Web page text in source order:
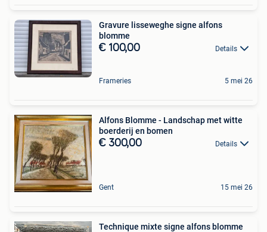
Gravure lisseweghe signe alfons
blomme
€ 100,00 Details
Frameries 5 mei 26
Alfons Blomme - Landschap met witte
boerderij en bomen
€ 300,00 Details
Gent 15 mei 26
Technique mixte signe alfons blomme